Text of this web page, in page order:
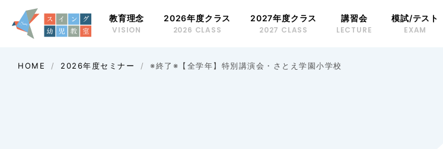
教育理念
VISION
2026年度クラス
2026 CLASS
年長クラス
2027年度クラス
2027 CLASS
講習会
LECTURE
模試/テスト
EXAM
HOME 2026年度セミナー ※終了※【全学年】特別講演会・さとえ学園小学校